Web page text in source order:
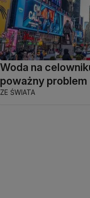
Woda na
poważny problem
ZE ŚWIATA